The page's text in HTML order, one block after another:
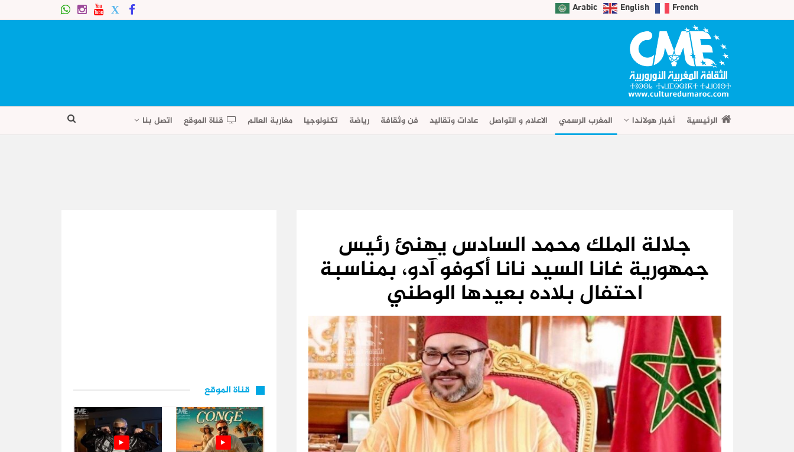
Arabic English French
الرئيسية أخبار هولاندا المغرب الرسمي الاعلام و التواصل عادات وتقاليد فن وثقافة رياضة تكنولوجيا مغاربة العالم قناة الموقع اتصل بنا
جلالة الملك محمد السادس يهنئ رئيس
جمهورية غانا السيد نانا أكوفو آدو، بمناسبة
احتفال بلاده بعيدها الوطني
قناة الموقع